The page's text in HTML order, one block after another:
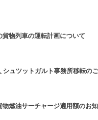
物列車の運転計画について
シュツットガルト事務所移転の
物燃油サーチャージ適用額のお